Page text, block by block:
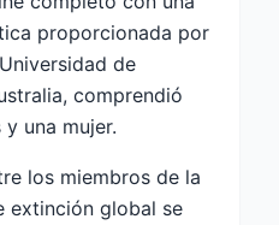
proporcionada por
de
comprendió
una mujer.
los miembros de la
extinción global se